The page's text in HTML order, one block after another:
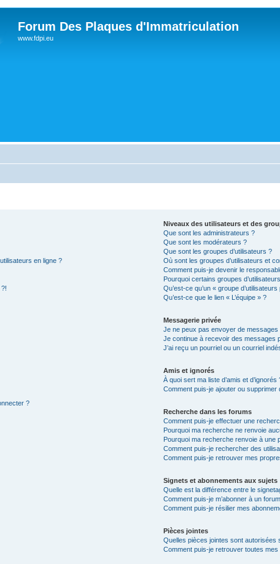
Forum Des Plaques d'Immatriculation
www.fdpi.eu
en ligne ?
?
Niveaux des utilisateurs et des
Que sont les administrateurs ?
Que sont les modérateurs ?
Que sont les groupes d’utilisateurs ?
Où sont les groupes d’utilisateurs et
Comment puis-je devenir le
Pourquoi certains groupes
Qu’est-ce qu’un « groupe
Qu’est-ce que le lien « L’équipe » ?
Messagerie privée
Je ne peux pas envoyer de messages
Je continue à recevoir des messages
J’ai reçu un pourriel ou un courriel
Amis et ignorés
À quoi sert ma liste d’amis et d’ignorés
Comment puis-je ajouter ou supprimer
Recherche dans les forums
Comment puis-je effectuer une
Pourquoi ma recherche ne renvoie
Pourquoi ma recherche renvoie à une
Comment puis-je rechercher des
Comment puis-je retrouver mes
Signets et abonnements aux sujets
Quelle est la différence entre le
Comment puis-je m’abonner à un
Comment puis-je résilier mes
Pièces jointes
Quelles pièces jointes sont autorisées
Comment puis-je retrouver toutes mes